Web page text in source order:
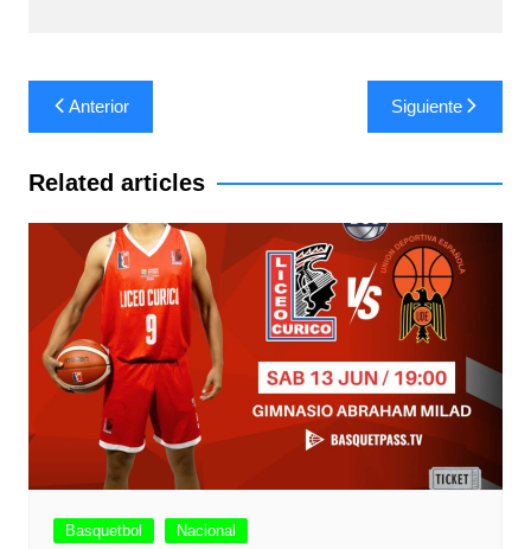
Navegación
de
entradas
Anterior Siguiente
Related articles
Basquetbol Nacional